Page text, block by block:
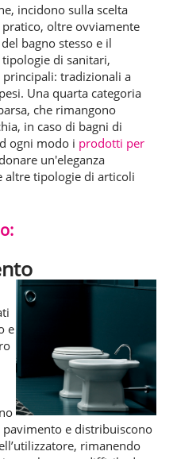
incidono sulla scelta
oltre ovviamente
bagno stesso e il
di sanitari,
tradizionali a
Una quarta categoria
che rimangono
in caso di bagni di
ogni modo i prodotti per
un'eleganza
altre tipologie di articoli
e
pavimento e distribuiscono
rimanendo